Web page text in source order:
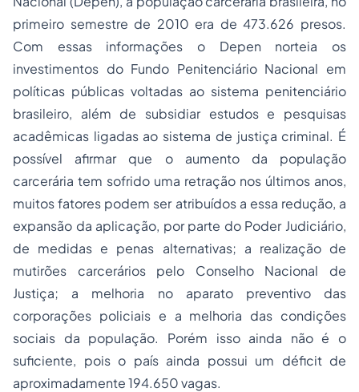
primeiro semestre de 2010 era de 473.626 presos.
Com essas informações o Depen norteia os
investimentos do Fundo Penitenciário Nacional em
políticas públicas voltadas ao sistema penitenciário
brasileiro, além de subsidiar estudos e pesquisas
acadêmicas ligadas ao sistema de justiça criminal. É
possível afirmar que o aumento da população
carcerária tem sofrido uma retração nos últimos anos,
muitos fatores podem ser atribuídos a essa redução, a
expansão da aplicação, por parte do Poder Judiciário,
de medidas e penas alternativas; a realização de
mutirões carcerários pelo Conselho Nacional de
Justiça; a melhoria no aparato preventivo das
corporações policiais e a melhoria das condições
sociais da população. Porém isso ainda não é o
suficiente, pois o país ainda possui um déficit de
aproximadamente 194.650 vagas.